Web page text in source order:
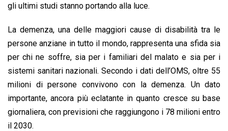
gli ultimi studi stanno portando alla luce.
La demenza, una delle maggiori cause di disabilità tra le
persone anziane in tutto il mondo, rappresenta una sfida sia
per chi ne soffre, sia per i familiari del malato e sia per i
sistemi sanitari nazionali. Secondo i dati dell’OMS, oltre 55
milioni di persone convivono con la demenza. Un dato
importante, ancora più eclatante in quanto cresce su base
giornaliera, con previsioni che raggiungono i 78 milioni entro
il 2030.